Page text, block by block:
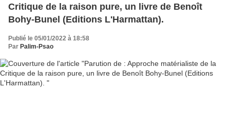
Critique de la raison pure, un livre de Benoît
Bohy-Bunel (Editions L'Harmattan).
Publié le 05/01/2022 à 18:58
Par Palim-Psao